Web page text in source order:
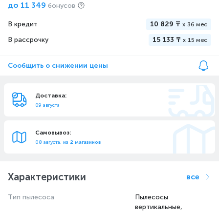
до 11 349 бонусов
В кредит 10 829 ₸ x 36 мес
В рассрочку 15 133 ₸ x 15 мес
Сообщить о снижении цены
Доставка:
09 августа
Самовывоз:
08 августа, из 2 магазинов
Характеристики все
Тип пылесоса
Пылесосы
вертикальные,